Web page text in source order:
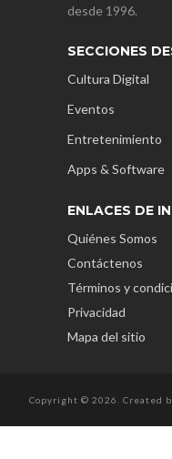
desde 1996.
SECCIONES
Cultura Digital
Eventos
Entretenimiento
Apps & Software
ENLACES DE
Quiénes Somos
Contáctenos
Términos y
Privacidad
Mapa del sitio
Copyright © 2026. Created